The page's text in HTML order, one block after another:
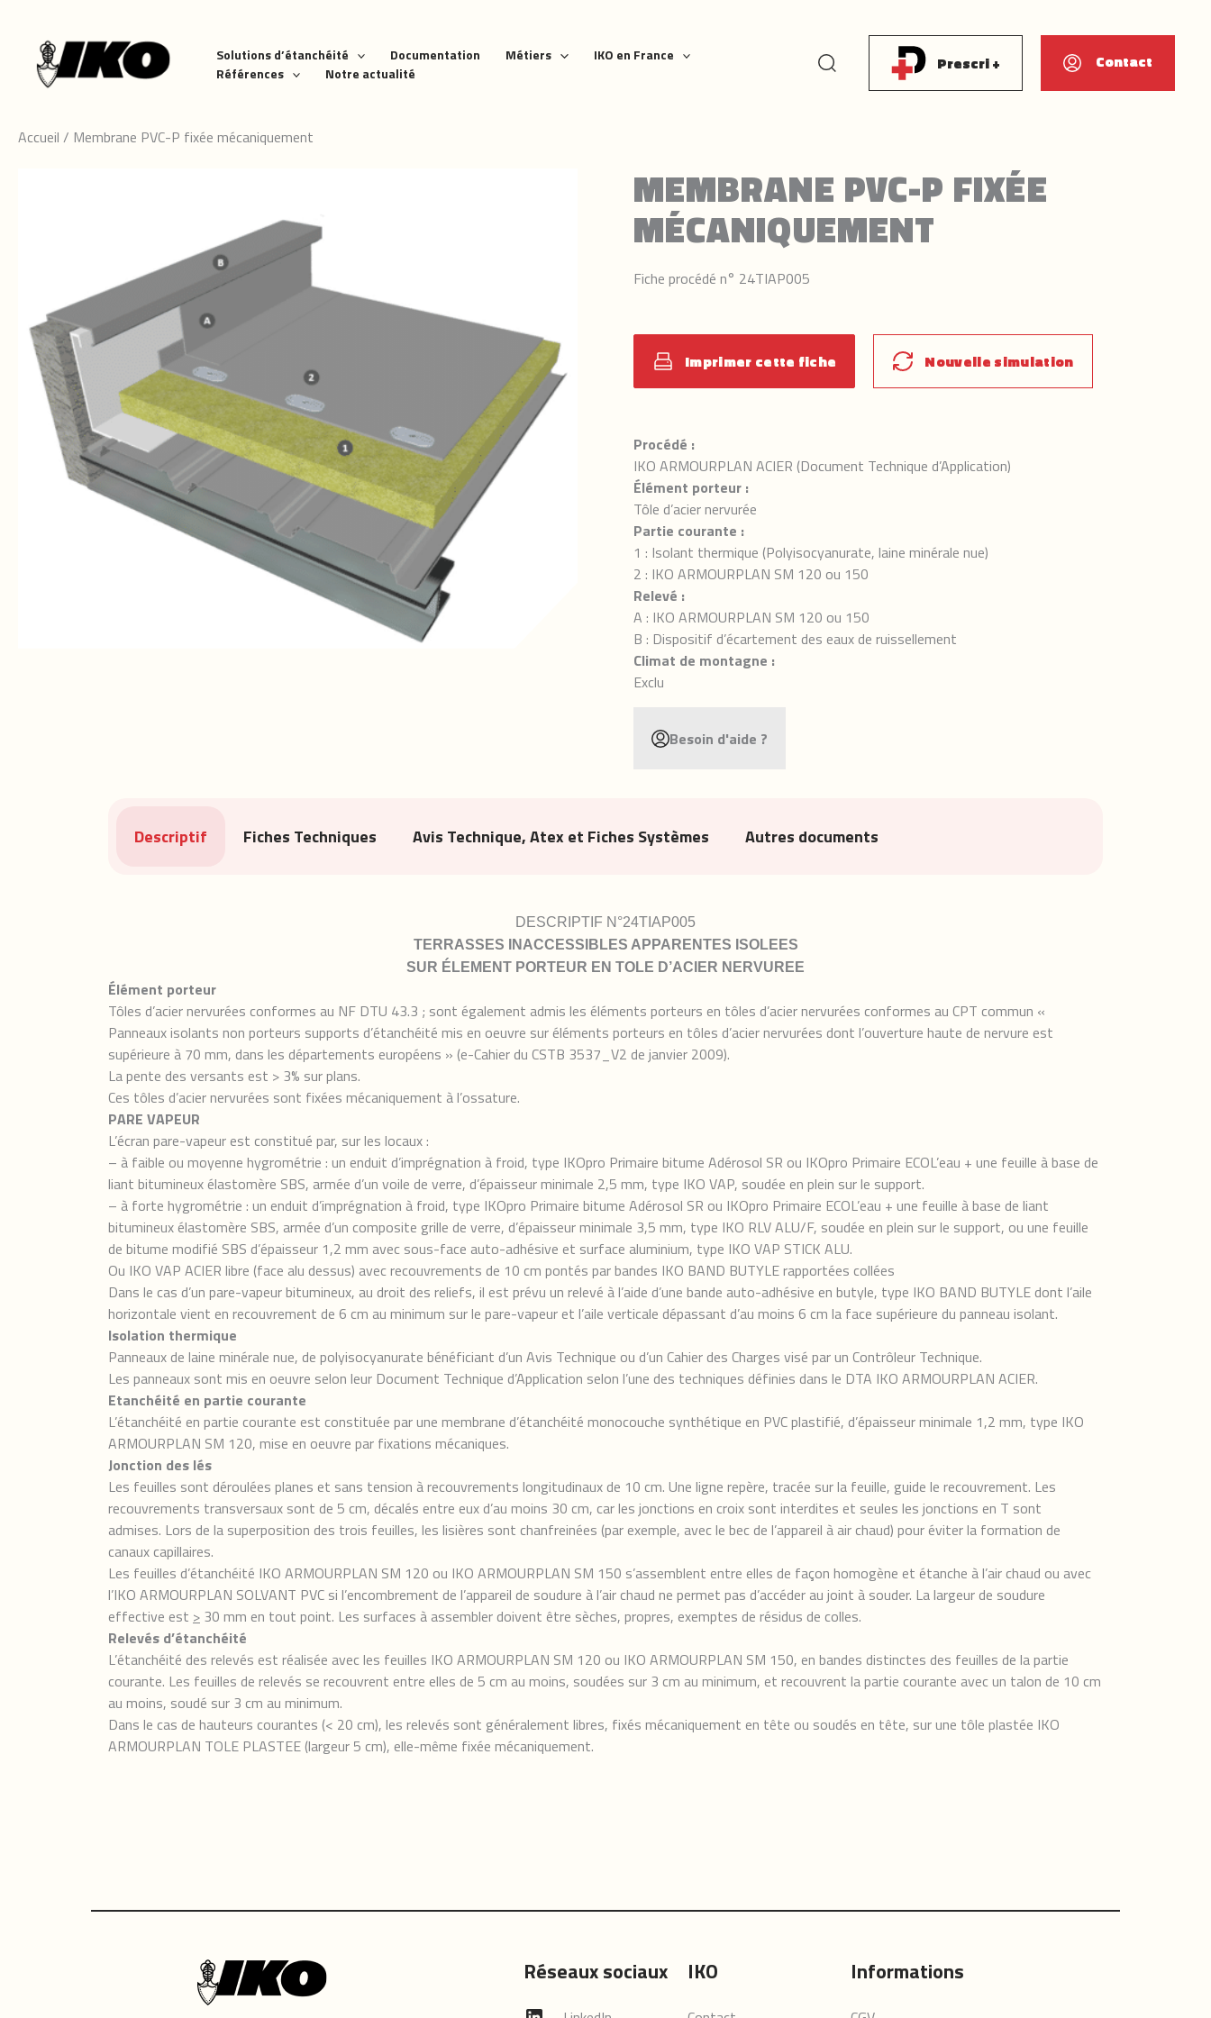
contenu
Solutions d’étanchéité Documentation Métiers
IKO en France
Références
Notre actualité
Rechercher
Prescri + Contact
Accueil / Membrane PVC-P fixée mécaniquement
MEMBRANE PVC-P FIXÉE
MÉCANIQUEMENT
Fiche procédé n° 24TIAP005
Imprimer cette fiche Nouvelle simulation
Procédé :
IKO ARMOURPLAN ACIER (Document Technique d’Application)
Élément porteur :
Tôle d’acier nervurée
Partie courante :
1 : Isolant thermique (Polyisocyanurate, laine minérale nue)
2 : IKO ARMOURPLAN SM 120 ou 150
Relevé :
A : IKO ARMOURPLAN SM 120 ou 150
B : Dispositif d’écartement des eaux de ruissellement
Climat de montagne :
Exclu
Besoin d'aide ?
Descriptif Fiches Techniques Avis Technique, Atex et Fiches Systèmes Autres documents
DESCRIPTIF N°24TIAP005
TERRASSES INACCESSIBLES APPARENTES ISOLEES
SUR ÉLEMENT PORTEUR EN TOLE D’ACIER NERVUREE
Élément porteur
Tôles d’acier nervurées conformes au NF DTU 43.3 ; sont également admis les éléments porteurs en tôles d’acier nervurées conformes au CPT commun «
Panneaux isolants non porteurs supports d’étanchéité mis en oeuvre sur éléments porteurs en tôles d’acier nervurées dont l’ouverture haute de nervure est
supérieure à 70 mm, dans les départements européens » (e-Cahier du CSTB 3537_V2 de janvier 2009).
La pente des versants est > 3% sur plans.
Ces tôles d’acier nervurées sont fixées mécaniquement à l’ossature.
PARE VAPEUR
L’écran pare-vapeur est constitué par, sur les locaux :
– à faible ou moyenne hygrométrie : un enduit d’imprégnation à froid, type IKOpro Primaire bitume Adérosol SR ou IKOpro Primaire ECOL’eau + une feuille à base de
liant bitumineux élastomère SBS, armée d’un voile de verre, d’épaisseur minimale 2,5 mm, type IKO VAP, soudée en plein sur le support.
– à forte hygrométrie : un enduit d’imprégnation à froid, type IKOpro Primaire bitume Adérosol SR ou IKOpro Primaire ECOL’eau + une feuille à base de liant
bitumineux élastomère SBS, armée d’un composite grille de verre, d’épaisseur minimale 3,5 mm, type IKO RLV ALU/F, soudée en plein sur le support, ou une feuille
de bitume modifié SBS d’épaisseur 1,2 mm avec sous-face auto-adhésive et surface aluminium, type IKO VAP STICK ALU.
Ou IKO VAP ACIER libre (face alu dessus) avec recouvrements de 10 cm pontés par bandes IKO BAND BUTYLE rapportées collées
Dans le cas d’un pare-vapeur bitumineux, au droit des reliefs, il est prévu un relevé à l’aide d’une bande auto-adhésive en butyle, type IKO BAND BUTYLE dont l’aile
horizontale vient en recouvrement de 6 cm au minimum sur le pare-vapeur et l’aile verticale dépassant d’au moins 6 cm la face supérieure du panneau isolant.
Isolation thermique
Panneaux de laine minérale nue, de polyisocyanurate bénéficiant d’un Avis Technique ou d’un Cahier des Charges visé par un Contrôleur Technique.
Les panneaux sont mis en oeuvre selon leur Document Technique d’Application selon l’une des techniques définies dans le DTA IKO ARMOURPLAN ACIER.
Etanchéité en partie courante
L’étanchéité en partie courante est constituée par une membrane d’étanchéité monocouche synthétique en PVC plastifié, d’épaisseur minimale 1,2 mm, type IKO
ARMOURPLAN SM 120, mise en oeuvre par fixations mécaniques.
Jonction des lés
Les feuilles sont déroulées planes et sans tension à recouvrements longitudinaux de 10 cm. Une ligne repère, tracée sur la feuille, guide le recouvrement. Les
recouvrements transversaux sont de 5 cm, décalés entre eux d’au moins 30 cm, car les jonctions en croix sont interdites et seules les jonctions en T sont
admises. Lors de la superposition des trois feuilles, les lisières sont chanfreinées (par exemple, avec le bec de l’appareil à air chaud) pour éviter la formation de
canaux capillaires.
Les feuilles d’étanchéité IKO ARMOURPLAN SM 120 ou IKO ARMOURPLAN SM 150 s’assemblent entre elles de façon homogène et étanche à l’air chaud ou avec
l’IKO ARMOURPLAN SOLVANT PVC si l’encombrement de l’appareil de soudure à l’air chaud ne permet pas d’accéder au joint à souder. La largeur de soudure
effective est > 30 mm en tout point. Les surfaces à assembler doivent être sèches, propres, exemptes de résidus de colles.
Relevés d’étanchéité
L’étanchéité des relevés est réalisée avec les feuilles IKO ARMOURPLAN SM 120 ou IKO ARMOURPLAN SM 150, en bandes distinctes des feuilles de la partie
courante. Les feuilles de relevés se recouvrent entre elles de 5 cm au moins, soudées sur 3 cm au minimum, et recouvrent la partie courante avec un talon de 10 cm
au moins, soudé sur 3 cm au minimum.
Dans le cas de hauteurs courantes (< 20 cm), les relevés sont généralement libres, fixés mécaniquement en tête ou soudés en tête, sur une tôle plastée IKO
ARMOURPLAN TOLE PLASTEE (largeur 5 cm), elle-même fixée mécaniquement.
Réseaux sociaux IKO Informations